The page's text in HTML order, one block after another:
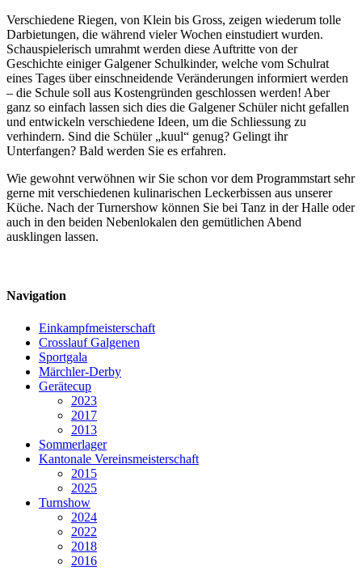
Verschiedene Riegen, von Klein bis Gross, zeigen wiederum tolle
Darbietungen, die während vieler Wochen einstudiert wurden.
Schauspielerisch umrahmt werden diese Auftritte von der
Geschichte einiger Galgener Schulkinder, welche vom Schulrat
eines Tages über einschneidende Veränderungen informiert werden
– die Schule soll aus Kostengründen geschlossen werden! Aber
ganz so einfach lassen sich dies die Galgener Schüler nicht gefallen
und entwickeln verschiedene Ideen, um die Schliessung zu
verhindern. Sind die Schüler „kuul“ genug? Gelingt ihr
Unterfangen? Bald werden Sie es erfahren.
Wie gewohnt verwöhnen wir Sie schon vor dem Programmstart sehr
gerne mit verschiedenen kulinarischen Leckerbissen aus unserer
Küche. Nach der Turnershow können Sie bei Tanz in der Halle oder
auch in den beiden Nebenlokalen den gemütlichen Abend
ausklingen lassen.
Navigation
Einkampfmeisterschaft
Crosslauf Galgenen
Sportgala
Märchler-Derby
Gerätecup
2023
2017
2013
Sommerlager
Kantonale Vereinsmeisterschaft
2015
2025
Turnshow
2024
2022
2018
2016